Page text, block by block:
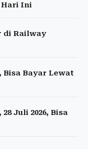
Hari Ini
di Railway
Bisa Bayar Lewat
Juli 2026, Bisa